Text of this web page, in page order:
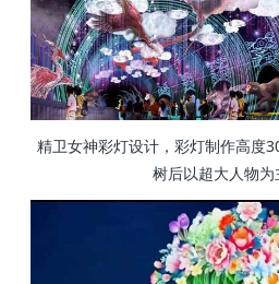
精卫女神彩灯设计，彩灯制作高度
树后以超大人物